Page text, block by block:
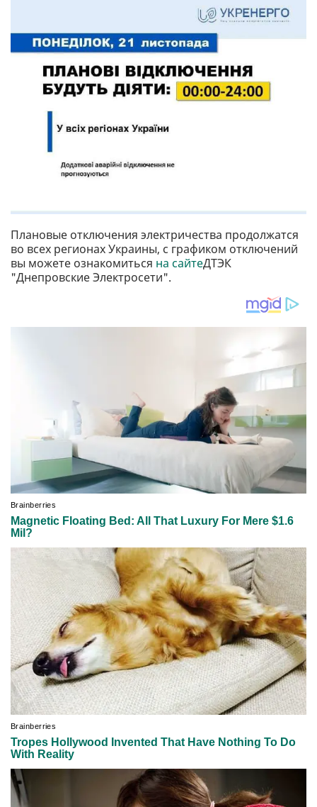
Плановые отключения электричества продолжатся
во всех регионах Украины, с графиком отключений
вы можете ознакомиться на сайтеДТЭК
"Днепровские Электросети".